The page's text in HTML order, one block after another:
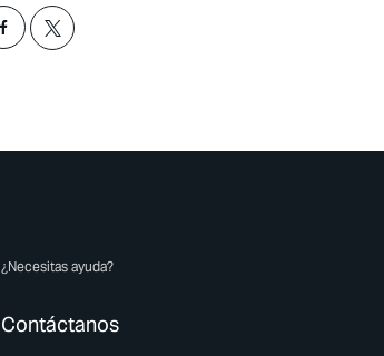
¿Necesitas ayuda?
Contáctanos